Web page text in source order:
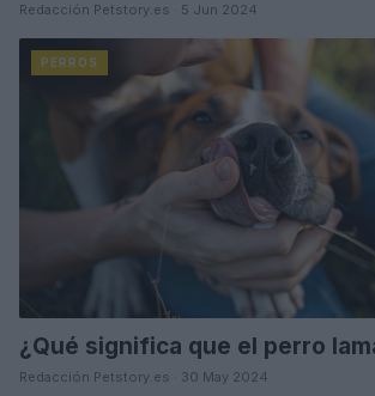
Redacción Petstory.es · 5 Jun 2024
PERROS
¿Qué significa que el perro
Redacción Petstory.es · 30 May 2024